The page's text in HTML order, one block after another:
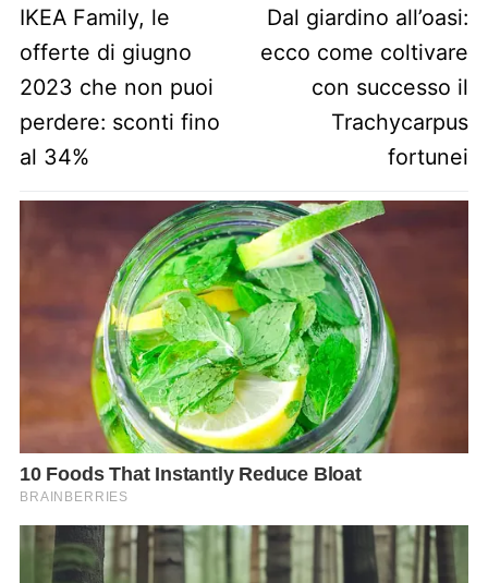
Previous post:
IKEA Family, le
offerte di giugno
2023 che non puoi
perdere: sconti fino
al 34%
Next post:
Dal giardino all’oasi:
ecco come coltivare
con successo il
Trachycarpus
fortunei